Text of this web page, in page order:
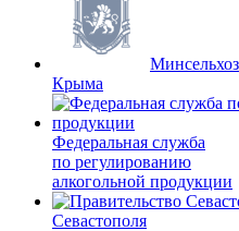
Минсельхоз
Крыма
Федеральная служба
по регулированию
алкогольной продукции
Севастополя